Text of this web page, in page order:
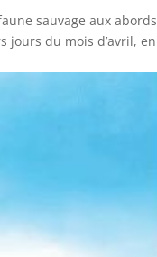
sauvage aux abords
jours du mois d’avril, en